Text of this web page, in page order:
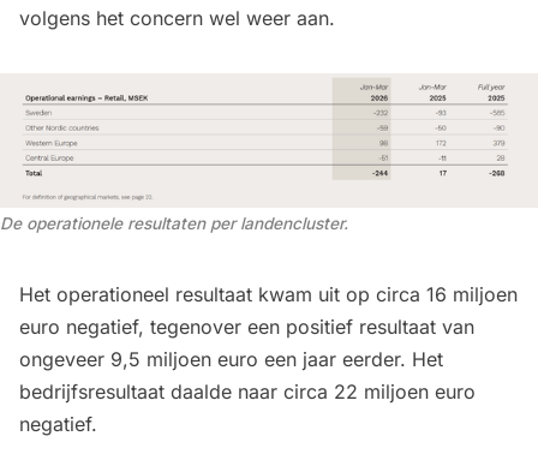
volgens het concern wel weer aan.
De operationele resultaten per landencluster.
Het operationeel resultaat kwam uit op circa 16 miljoen
euro negatief, tegenover een positief resultaat van
ongeveer 9,5 miljoen euro een jaar eerder. Het
bedrijfsresultaat daalde naar circa 22 miljoen euro
negatief.